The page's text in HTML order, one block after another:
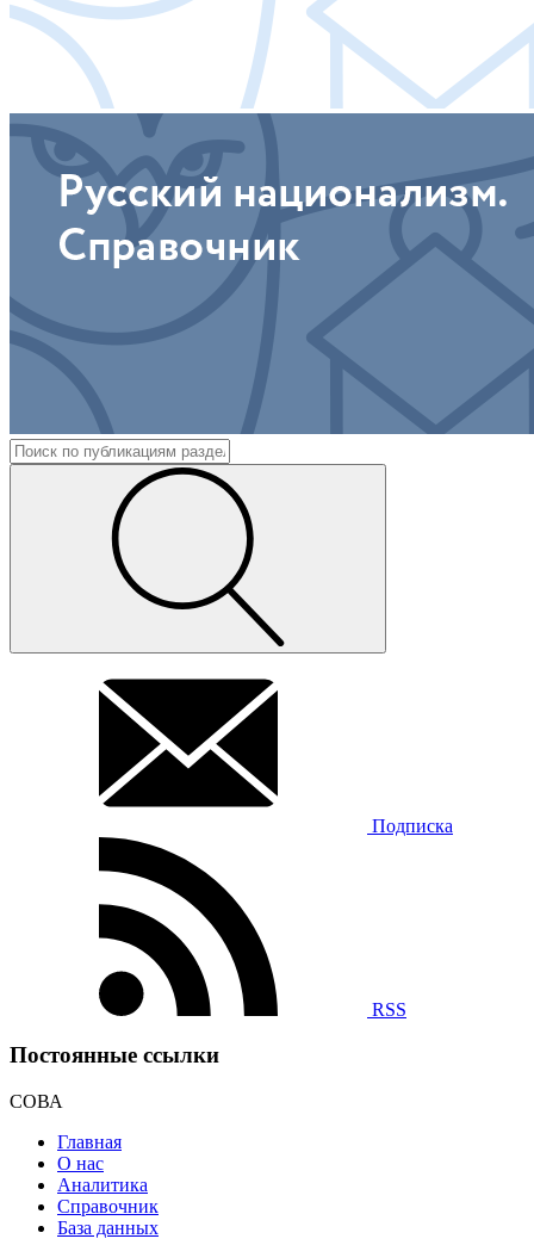
Подписка
RSS
Постоянные ссылки
СОВА
Главная
О нас
Аналитика
Справочник
База данных